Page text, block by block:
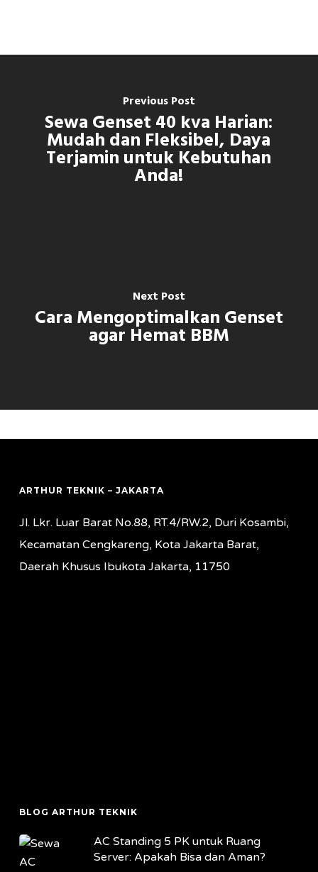
Previous Post
Sewa Genset 40 kva Harian:
Mudah dan Fleksibel, Daya
Terjamin untuk Kebutuhan
Anda!
Next Post
Cara Mengoptimalkan Genset
agar Hemat BBM
ARTHUR TEKNIK – JAKARTA
Jl. Lkr. Luar Barat No.88, RT.4/RW.2, Duri Kosambi,
Kecamatan Cengkareng, Kota Jakarta Barat,
Daerah Khusus Ibukota Jakarta, 11750
BLOG ARTHUR TEKNIK
AC Standing 5 PK untuk Ruang
Server: Apakah Bisa dan Aman?